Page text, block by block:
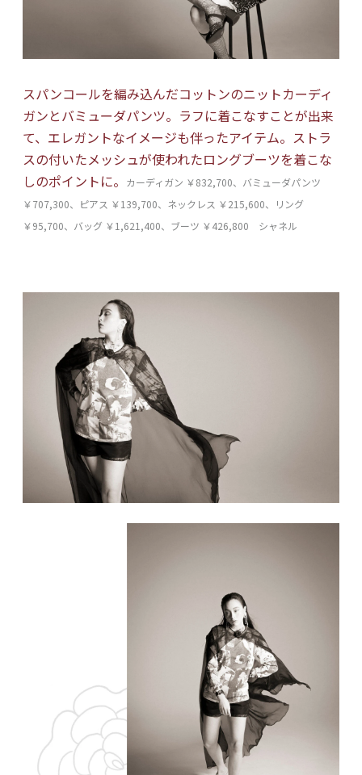
スパンコールを編み込んだコットンのニットカーディ
ガンとバミューダパンツ。ラフに着こなすことが出来
て、エレガントなイメージも伴ったアイテム。ストラ
スの付いたメッシュが使われたロングブーツを着こな
しのポイントに。
カーディガン ￥832,700、バミューダパンツ
￥707,300、ピアス ￥139,700、ネックレス ￥215,600、リング
￥95,700、バッグ ￥1,621,400、ブーツ ￥426,800 シャネル